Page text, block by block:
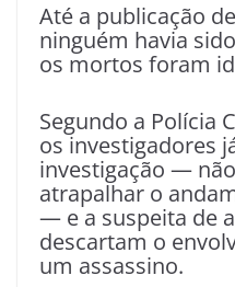
Até a publicação
ninguém havia
os mortos foram
Segundo a Polícia
os investigadores
investigação —
atrapalhar o
— e a suspeita de
descartam o
um assassino.